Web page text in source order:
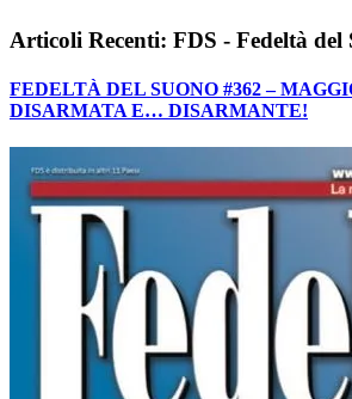
Articoli Recenti: FDS - Fedeltà del
FEDELTÀ DEL SUONO #362 –
DISARMATA E… DISARMANTE!